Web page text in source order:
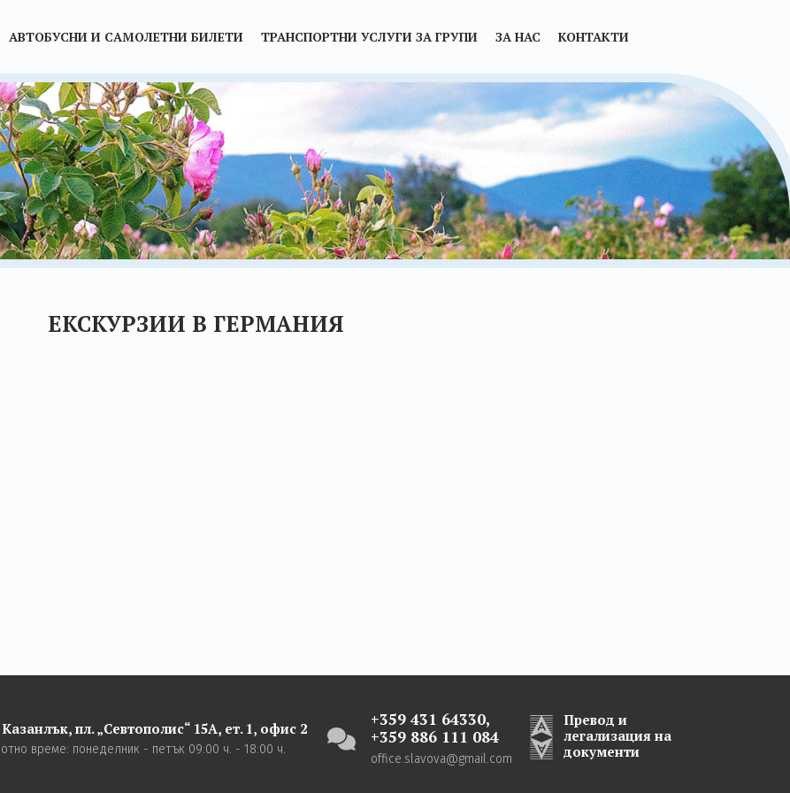
АВТОБУСНИ И САМОЛЕТНИ БИЛЕТИ ТРАНСПОРТНИ УСЛУГИ ЗА ГРУПИ ЗА НАС КОНТАКТИ
ЕКСКУРЗИИ В ГЕРМАНИЯ
Казанлък,пл. „Севтополис“ 15А, ет. 1, офис 2
време: понеделник - петък 09:00 ч. - 18:00 ч.
+359 431 64330,
+359 886 111 084
office.slavova@gmail.com
Превод и
легализация на
документи